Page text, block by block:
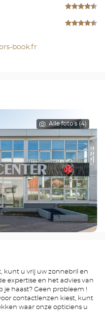
book.fr
Alle foto's (4)
kunt u vrij uw zonnebril en
expertise en het advies van
haast? Geen probleem !
contactlenzen kiest, kunt
waar onze opticiens u